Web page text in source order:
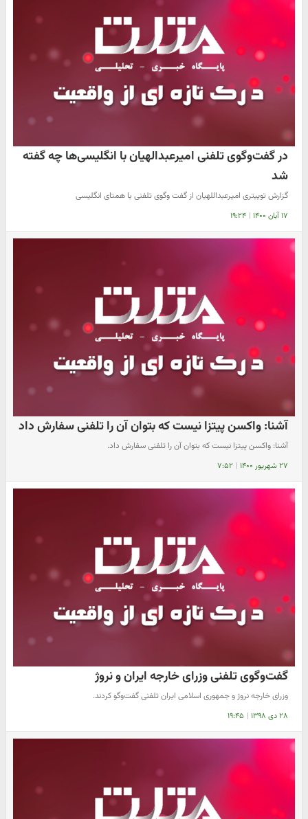
در گفت‌وگوی تلفنی امیرعبدالهیان با انگلیسی‌ها چه گفته
شد
گزارش توییتری امیرعبداللهیان از گفت وگوی تلفنی با همتای انگلیسی
۱۷ آبان ۱۴۰۰ | ۱۹:۲۴
آشنا: واکسن پیتزا نیست که بتوان آن را تلفنی سفارش داد
آشنا: واکسن پیتزا نیست که بتوان آن را تلفنی سفارش داد.
۲۷ شهریور ۱۴۰۰ | ۷:۵۲
گفت‌وگوی تلفنی وزرای خارجه ایران و نروژ
وزرای خارجه نروژ و جمهوری اسلامی ایران تلفنی گفت‌وگو کردند.
۲۸ دی ۱۳۹۸ | ۱۹:۴۵